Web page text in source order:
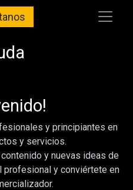
y principiantes en
y servicios.
y nuevas ideas de
profesional y conviértete en